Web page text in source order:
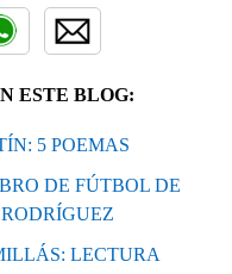
ESTE BLOG:
5 POEMAS
DE FÚTBOL DE
LECTURA